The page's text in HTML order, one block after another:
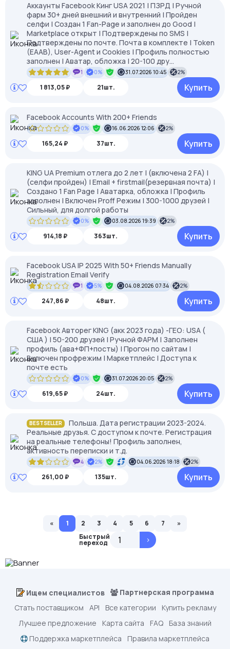
Аккаунты Facebook Кинг USA 2021 | ПЗРД | Ручной
фарм 30+ дней внешний и внутренний | Пройден
селфи | Создан 1 Fan-Page и заполнен до Good |
Marketplace открыт | Подтверждены по SMS |
Подтверждены по почте. Почта в комплекте | Token
(EAAB), User-Agent и Cookies | Профиль полностью
заполнен | Аватар, обложка | 20-100 дру...
1 0% 31.07.2026 10:45 2%
1 813,05 ₽ 21шт. Купить
Facebook Accounts With 200+ Friends
0% 16.06.2026 12:06 2%
165,24 ₽ 37шт. Купить
KING UA Premium отлега до 2 лет | (включена 2 FA) |
(селфи пройден) | Email + firstmail(резервная почта) |
Создано 1 Fan Page | Аватарка, обложка | Профиль
заполнен | Включен Proff Режим | 300-1000 друзей |
Сильный, для долгой работы
0% 03.08.2026 19:39 2%
914,18 ₽ 363шт. Купить
Facebook USA IP 2025 With 50+ Friends Manually
Registration Email Verify
1 5% 04.08.2026 07:34 2%
247,86 ₽ 48шт. Купить
Facebook Авторег KING (акк 2023 года) -ГЕО: USA (
США ) | 50-200 друзей | Ручной ФАРМ | Заполнен
профиль (ава+ФП+посты) | Прогон по сайтам |
Включен профрежим | Маркетплейс | Доступа к
почте есть
0% 31.07.2026 20:05 2%
619,65 ₽ 24шт. Купить
BESTSELLER
Польша. Дата регистрации 2023-2024.
Реальные друзья. С доступом к почте. Регистрация
на реальные телефоны! Профиль заполнен,
активность переписки и т.д.
4 2% 04.06.2026 18:18 2%
261,00 ₽ 135шт. Купить
« 1 2 3 4 5 6 7
»
Быстрый
переход >
Ищем специалистов
Партнерская программа
Стать поставщиком
API Все категории
Купить рекламу
Лучшее предложение
Карта сайта FAQ
База знаний
Поддержка маркетплейса
Правила маркетплейса